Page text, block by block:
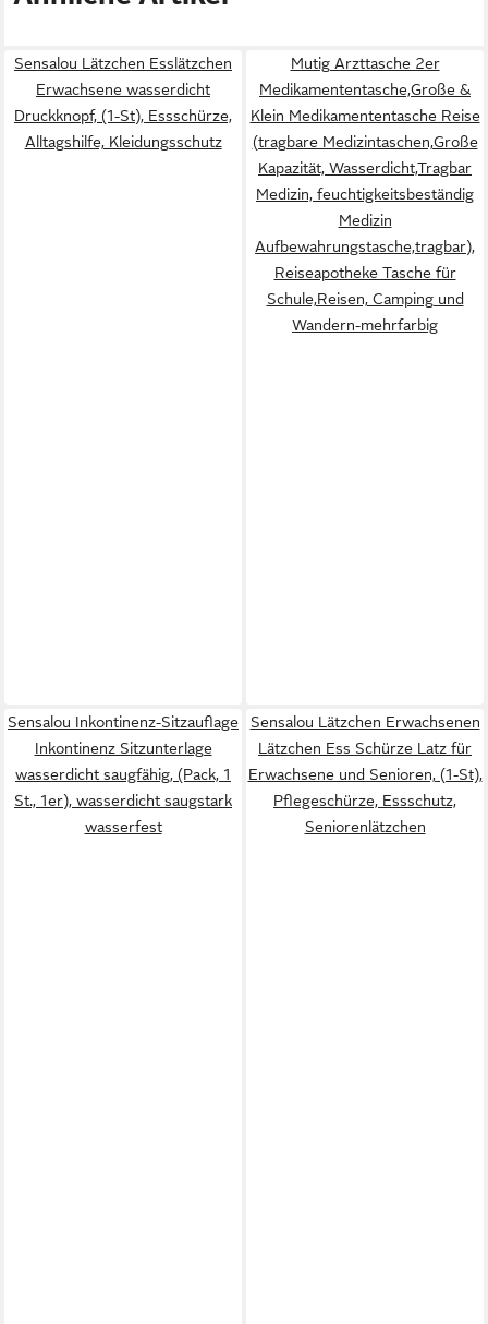
Sensalou Lätzchen Esslätzchen
Erwachsene wasserdicht
Druckknopf, (1-St), Essschürze,
Alltagshilfe, Kleidungsschutz
Mutig Arzttasche 2er
Medikamententasche,Große &
Klein Medikamententasche Reise
(tragbare Medizintaschen,Große
Kapazität, Wasserdicht,Tragbar
Medizin, feuchtigkeitsbeständig
Medizin
Aufbewahrungstasche,tragbar),
Reiseapotheke Tasche für
Schule,Reisen, Camping und
Wandern-mehrfarbig
Sensalou Inkontinenz-Sitzauflage
Inkontinenz Sitzunterlage
wasserdicht saugfähig, (Pack, 1
St., 1er), wasserdicht saugstark
wasserfest
Sensalou Lätzchen Erwachsenen
Lätzchen Ess Schürze Latz für
Erwachsene und Senioren, (1-St),
Pflegeschürze, Essschutz,
Seniorenlätzchen